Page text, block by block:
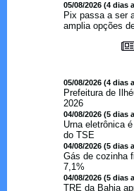
05/08/2026 (4 dias
Pix passa a ser
amplia opções
05/08/2026 (4 dias
Prefeitura de
2026
04/08/2026 (5 dias
Urna eletrônica
do TSE
04/08/2026 (5 dias
Gás de cozinha
7,1%
04/08/2026 (5 dias
TRE da Bahia